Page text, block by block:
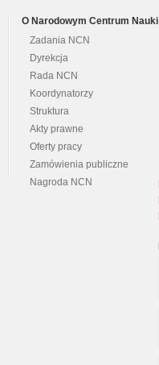
O Narodowym Centrum Nauki
Zadania NCN
Dyrekcja
Rada NCN
Koordynatorzy
Struktura
Akty prawne
Oferty pracy
Zamówienia publiczne
Nagroda NCN